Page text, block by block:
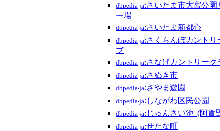
dbpedia-ja:さいたま市大宮公園
ー場
dbpedia-ja:さいたま新都心
dbpedia-ja:さくらんぼカントリ
ブ
dbpedia-ja:さなげカントリーク
dbpedia-ja:さぬき市
dbpedia-ja:さやま遊園
dbpedia-ja:しながわ区民公園
dbpedia-ja:じゅんさい池_(阿賀
dbpedia-ja:せたな町